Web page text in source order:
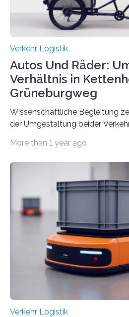
Verkehr Logistik
Autos Und Räder:
Verhältnis in
Grüneburgweg
Wissenschaftliche Begleitung
der Umgestaltung beider
fördern sowie die Wohn- und
an der Achse Kettenhofweg/
durch. Wie diese angenommen
bewirken, haben
of Applied Sciences (Frankfurt
ziehen insgesamt eine positive
Vertreter*innen der Stadt
Mai 2025…
More than 1 year ago
Verkehr Logistik